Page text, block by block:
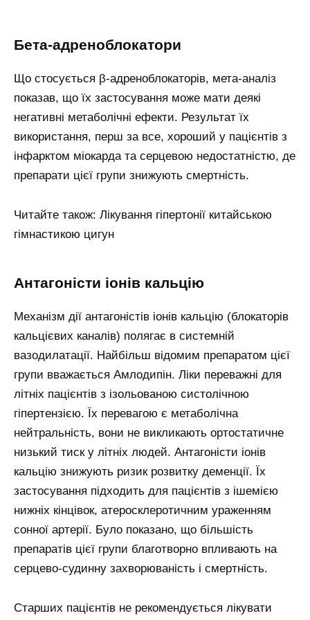
Бета-адреноблокатори
Що стосується β-адреноблокаторів, мета-аналіз
показав, що їх застосування може мати деякі
негативні метаболічні ефекти. Результат їх
використання, перш за все, хороший у пацієнтів з
інфарктом міокарда та серцевою недостатністю, де
препарати цієї групи знижують смертність.
Читайте також: Лікування гіпертонії китайською
гімнастикою цигун
Антагоністи іонів кальцію
Механізм дії антагоністів іонів кальцію (блокаторів
кальцієвих каналів) полягає в системній
вазодилатації. Найбільш відомим препаратом цієї
групи вважається Амлодипін. Ліки переважні для
літніх пацієнтів з ізольованою систолічною
гіпертензією. Їх перевагою є метаболічна
нейтральність, вони не викликають ортостатичне
низький тиск у літніх людей. Антагоністи іонів
кальцію знижують ризик розвитку деменції. Їх
застосування підходить для пацієнтів з ішемією
нижніх кінцівок, атеросклеротичним ураженням
сонної артерії. Було показано, що більшість
препаратів цієї групи благотворно впливають на
серцево-судинну захворюваність і смертність.
Старших пацієнтів не рекомендується лікувати